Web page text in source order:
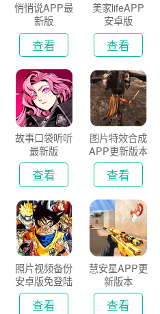
悄悄说APP最
新版
查看
美家lifeAPP
安卓版
查看
故事口袋听听
最新版
查看
图片特效合成
APP更新版本
2026
查看
照片视频备份
安卓版免登陆
版
查看
慧安星APP更
新版本
查看